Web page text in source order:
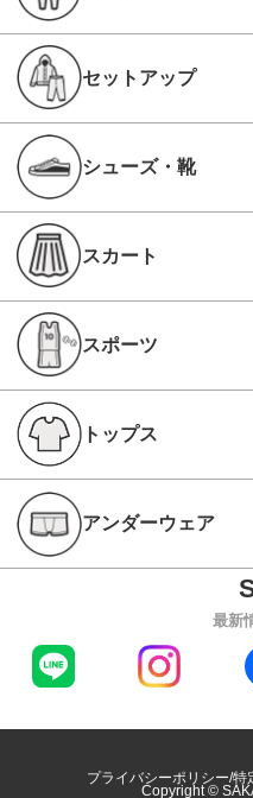
セットアップ
シューズ・靴
スカート
スポーツ
トップス
アンダーウェア
最新
プライバシーポリシー 特
Copyright ©